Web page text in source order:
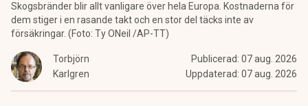
Skogsbränder blir allt vanligare över hela Europa. Kostnaderna för
dem stiger i en rasande takt och en stor del täcks inte av
försäkringar. (Foto: Ty ONeil /AP-TT)
Torbjörn
Karlgren
Publicerad: 07 aug. 2026
Uppdaterad: 07 aug. 2026